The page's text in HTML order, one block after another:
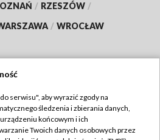
/ RZESZÓW /
/ WROCŁAW
TVP
TVP
serwisu", aby wyrazić zgody na
śledzenia i zbierania danych,
końcowym i ich
Twoich danych osobowych przez